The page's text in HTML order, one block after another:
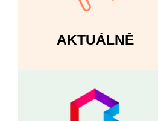
AKTUÁLNĚ